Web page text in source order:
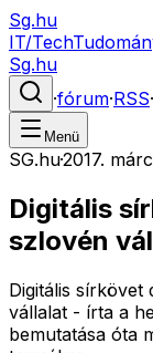
Sg.hu
IT/Tech
Sg.hu
·fórum·RSS·
Menü
SG.hu·2017.
Digitális
szlovén
Digitális sírkövet
vállalat - írta a
bemutatása óta